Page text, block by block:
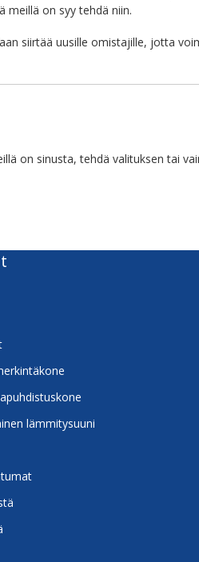
on syy tehdä niin.
siirtää uusille omistajille, jotta
on sinusta, tehdä valituksen tai
lämmitysuuni